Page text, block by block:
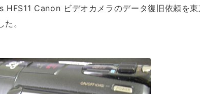
HFS11 Canon ビデオカメラのデータ復旧依頼を
た。